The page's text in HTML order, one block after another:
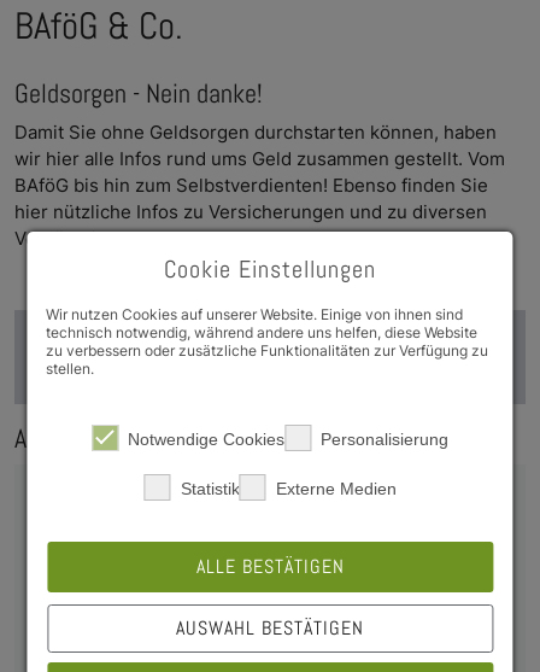
BAföG & Co.
Geldsorgen - Nein danke!
Damit Sie ohne Geld­sor­gen durch­starten können, haben
wir hier alle Infos rund ums Geld zusam­men gestellt. Vom
BAföG bis hin zum Selb­stver­di­en­ten! Ebenso finden Sie
hier nützliche Infos zu Ver­sicherun­gen und zu di­versen
Vergüns­ti­gun­gen.
Tipps und Infos zur Studienfinanzierung (PDF-
Aspekte der Studienfinanzierung
Cookie Einstellungen
Wir nutzen Cookies auf unserer Website. Einige von ihnen sind
technisch notwendig, während andere uns helfen, diese Website
zu verbessern oder zusätzliche Funktionalitäten zur Verfügung zu
stellen.
Notwendige Cookies Personalisierung
Statistik Externe Medien
ALLE BESTÄTIGEN
AUSWAHL BESTÄTIGEN